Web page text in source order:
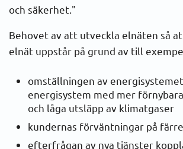
Elområden
och säkerhet."
Behovet av att utveckla elnäten så
elnät uppstår på grund av till
omställningen av
energisystem med mer
och låga utsläpp av klimatgaser
kundernas förväntningar på
efterfrågan av nya tjänster